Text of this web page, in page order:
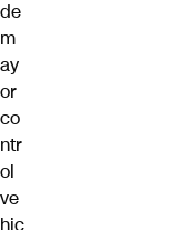
de
m
ay
or
co
ntr
ol
ve
hic